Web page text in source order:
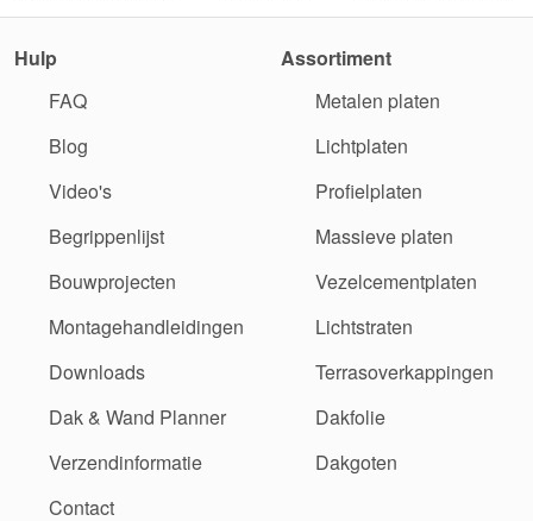
Hulp
FAQ
Blog
Video's
Begrippenlijst
Bouwprojecten
Montagehandleidingen
Downloads
Dak & Wand Planner
Verzendinformatie
Contact
Assortiment
Metalen platen
Lichtplaten
Profielplaten
Massieve platen
Vezelcementplaten
Lichtstraten
Terrasoverkappingen
Dakfolie
Dakgoten